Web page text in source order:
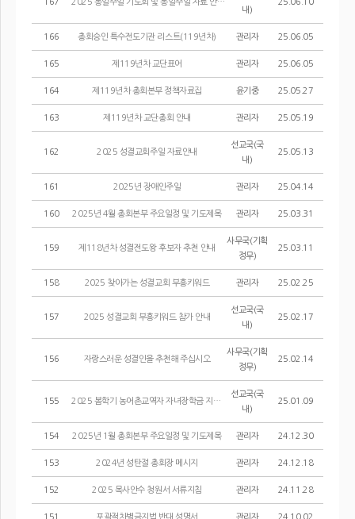
167 2025 통일주일 기도회 및 통일주일 자료 안내
내)
25.06.10
166 총회승인 특수전도기관 리스트(119년차) 관리자 25.06.05
165 제119년차 교단표어 관리자 25.06.05
164 제119년차 총회본부 정책자료집 윤기중 25.05.27
163 제119년차 교단총회 안내 관리자 25.05.19
162 2025 성결교회주일 자료안내
선교국(국
내)
25.05.13
161 2025년 장애인주일 관리자 25.04.14
160 2025년 4월 총회본부 주요일정 및 기도제목 관리자 25.03.31
159 제118년차 성결전도왕 후보자 추천 안내
사무국(기획
정무)
25.03.11
158 2025 찾아가는 성결교회 부흥키워드 관리자 25.02.25
157 2025 성결교회 부흥키워드 참가 안내
선교국(국
내)
25.02.17
156 자랑스러운 성결인을 추천해 주십시오
사무국(기획
정무)
25.02.14
155 2025 봄학기 농어촌교역자 자녀장학금 지원선발공고
선교국(국
내)
25.01.09
154 2025년 1월 총회본부 주요일정 및 기도제목 관리자 24.12.30
153 2024년 성탄절 총회장 메시지 관리자 24.12.18
152 2025 목사안수 청원서 서류지침 관리자 24.11.28
151 포괄적차별금지법 반대 성명서 관리자 24.10.02